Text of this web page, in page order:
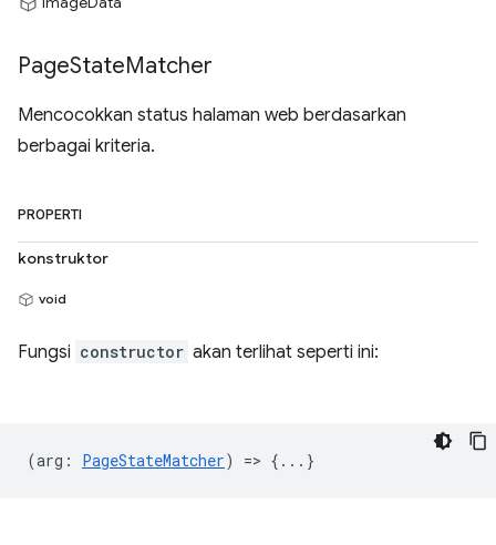
PageStateMatcher
Mencocokkan status halaman web berdasarkan
berbagai kriteria.
PROPERTI
konstruktor
void
Fungsi constructor akan terlihat seperti ini:
(arg : PageStateMatcher) => {...}